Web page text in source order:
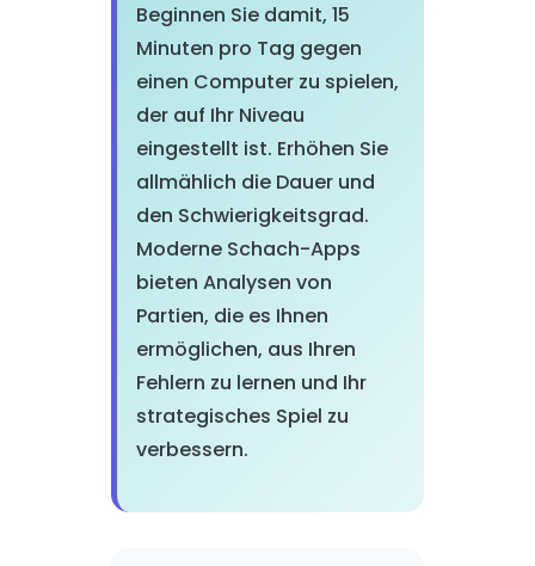
Beginnen Sie damit, 15
Minuten pro Tag gegen
einen Computer zu spielen,
der auf Ihr Niveau
eingestellt ist. Erhöhen Sie
allmählich die Dauer und
den Schwierigkeitsgrad.
Moderne Schach-Apps
bieten Analysen von
Partien, die es Ihnen
ermöglichen, aus Ihren
Fehlern zu lernen und Ihr
strategisches Spiel zu
verbessern.